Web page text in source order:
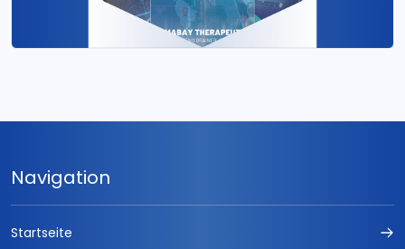
Navigation
Startseite